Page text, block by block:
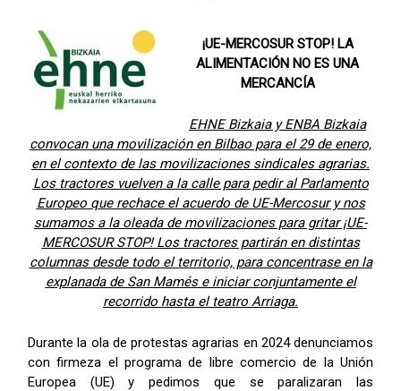
¡UE-MERCOSUR STOP! LA
ALIMENTACIÓN NO ES UNA
MERCANCÍA
EHNE Bizkaia y ENBA Bizkaia
convocan una movilización en Bilbao para el 29 de enero,
en el contexto de las movilizaciones sindicales agrarias.
Los tractores vuelven a la calle para pedir al Parlamento
Europeo que rechace el acuerdo de UE-Mercosur y nos
sumamos a la oleada de movilizaciones para gritar ¡UE-
MERCOSUR STOP! Los tractores partirán en distintas
columnas desde todo el territorio, para concentrase en la
explanada de San Mamés e iniciar conjuntamente el
recorrido hasta el teatro Arriaga.
Durante la ola de protestas agrarias en 2024 denunciamos
con firmeza el programa de libre comercio de la Unión
Europea (UE) y pedimos que se paralizaran las